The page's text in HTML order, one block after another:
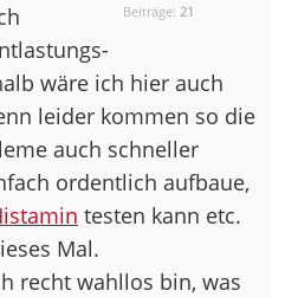
Beiträge: 21
wäre ich hier auch
leider kommen so die
auch schneller
ordentlich aufbaue,
testen kann etc.
Mal.
recht wahllos bin, was